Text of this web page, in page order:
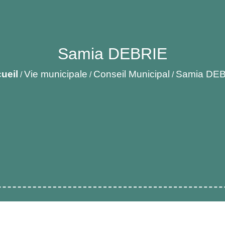
Samia DEBRIE
/Vie municipale / Conseil Municipal / Samia